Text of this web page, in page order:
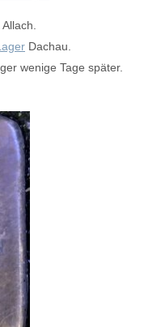
Dachau.
wenige Tage später.